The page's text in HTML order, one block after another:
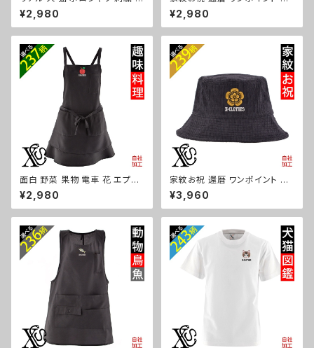
レゼント 半袖 メンズ オリジナル
無地 ワンポイント ロゴ おしゃ
れ ゴルフ 吸汗速乾 赤 ワイン
ワワ シーズー シュナウザー パ
グ フレンチブルドッグ X-CLOT
HES 猫図鑑 犬図鑑 ori-am-p
oh2-r10-s
¥2,980
繍 オリジナル エプロン ワンピ
ース レディース 撥水加工 おし
ゃれ かわいい 脇ボタン マタニ
士 カフェ 無地 ブラック 黒 グッ
ズ 柄 丸に 五瓜 桔梗 巴 藤 羽
菱 唐花 木瓜 蔦 桐 ori-a-tao1
5-b07-s
¥2,980
面白 野菜 果物 電車 花 エプロ
ン リアル 刺繍 プレゼント ワン
ポイント ワンピース レディース
撥水加工 おしゃれ かわいい フ
の日 保育士 カフェ サロン 黒
柄 グッズ ori-a-tao13-b09-s
¥2,980
家紋お祝 還暦 ワンポイント 刺
繍 オリジナル コーデュロイ バ
ケットハット メンズ レディース
帽子 自社ブランド ロゴ グッズ
桔梗 巴 藤 羽 菱 唐花 木瓜 蔦
桐 ori-a-cap39-b07-s
¥3,960